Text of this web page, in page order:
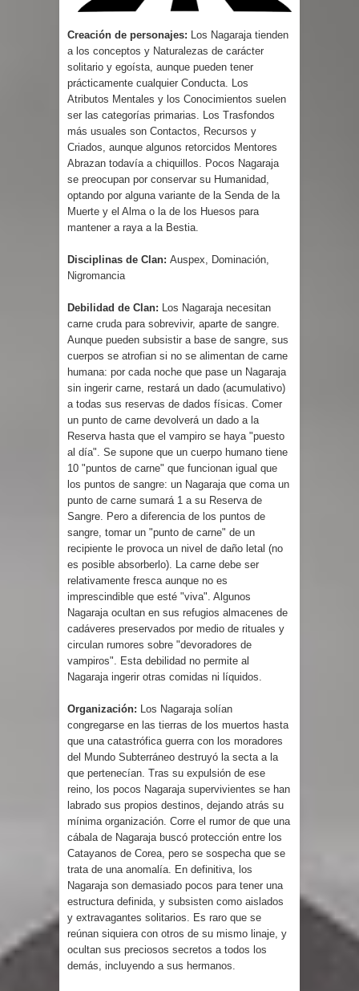
Creación de personajes: Los Nagaraja tienden
a los conceptos y Naturalezas de carácter
solitario y egoísta, aunque pueden tener
prácticamente cualquier Conducta. Los
Atributos Mentales y los Conocimientos suelen
ser las categorías primarias. Los Trasfondos
más usuales son Contactos, Recursos y
Criados, aunque algunos retorcidos Mentores
Abrazan todavía a chiquillos. Pocos Nagaraja
se preocupan por conservar su Humanidad,
optando por alguna variante de la Senda de la
Muerte y el Alma o la de los Huesos para
mantener a raya a la Bestia.
Disciplinas de Clan: Auspex, Dominación,
Nigromancia
Debilidad de Clan: Los Nagaraja necesitan
carne cruda para sobrevivir, aparte de sangre.
Aunque pueden subsistir a base de sangre, sus
cuerpos se atrofian si no se alimentan de carne
humana: por cada noche que pase un Nagaraja
sin ingerir carne, restará un dado (acumulativo)
a todas sus reservas de dados físicas. Comer
un punto de carne devolverá un dado a la
Reserva hasta que el vampiro se haya "puesto
al día". Se supone que un cuerpo humano tiene
10 "puntos de carne" que funcionan igual que
los puntos de sangre: un Nagaraja que coma un
punto de carne sumará 1 a su Reserva de
Sangre. Pero a diferencia de los puntos de
sangre, tomar un "punto de carne" de un
recipiente le provoca un nivel de daño letal (no
es posible absorberlo). La carne debe ser
relativamente fresca aunque no es
imprescindible que esté "viva". Algunos
Nagaraja ocultan en sus refugios almacenes de
cadáveres preservados por medio de rituales y
circulan rumores sobre "devoradores de
vampiros". Esta debilidad no permite al
Nagaraja ingerir otras comidas ni líquidos.
Organización: Los Nagaraja solían
congregarse en las tierras de los muertos hasta
que una catastrófica guerra con los moradores
del Mundo Subterráneo destruyó la secta a la
que pertenecían. Tras su expulsión de ese
reino, los pocos Nagaraja supervivientes se han
labrado sus propios destinos, dejando atrás su
mínima organización. Corre el rumor de que una
cábala de Nagaraja buscó protección entre los
Catayanos de Corea, pero se sospecha que se
trata de una anomalía. En definitiva, los
Nagaraja son demasiado pocos para tener una
estructura definida, y subsisten como aislados
y extravagantes solitarios. Es raro que se
reúnan siquiera con otros de su mismo linaje, y
ocultan sus preciosos secretos a todos los
demás, incluyendo a sus hermanos.